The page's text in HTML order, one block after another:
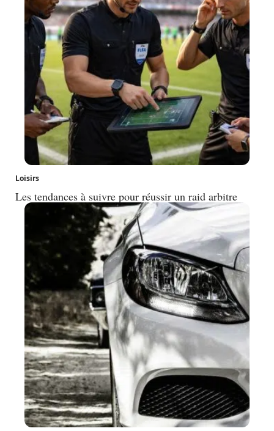
Loisirs
Les tendances à suivre pour réussir un raid arbitre